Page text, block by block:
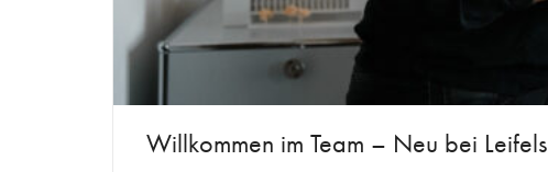
Willkommen im Team – Neu bei